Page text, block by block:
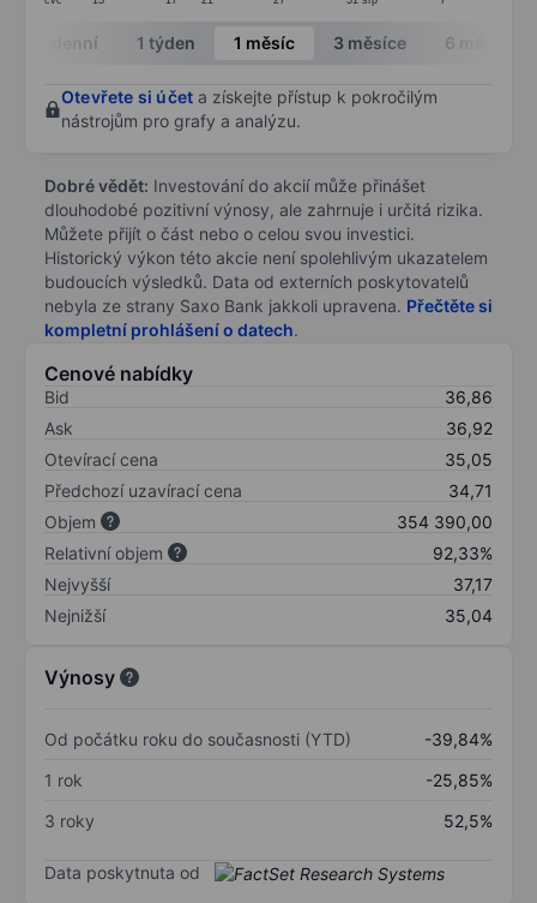
End of interactive chart.
Intradenní 1 týden 1 měsíc 3 měsíce 6 měsíců
Otevřete si účet a získejte přístup k pokročilým
nástrojům pro grafy a analýzu.
Dobré vědět: Investování do akcií může přinášet
dlouhodobé pozitivní výnosy, ale zahrnuje i určitá rizika.
Můžete přijít o část nebo o celou svou investici.
Historický výkon této akcie není spolehlivým ukazatelem
budoucích výsledků. Data od externích poskytovatelů
nebyla ze strany Saxo Bank jakkoli upravena. Přečtěte si
kompletní prohlášení o datech.
Cenové nabídky
Bid
36,86
Ask
36,92
Otevírací cena
35,05
Předchozí uzavírací cena
34,71
Objem
354 390,00
Relativní objem
92,33%
Nejvyšší
37,17
Nejnižší
35,04
Výnosy
Od počátku roku do současnosti (YTD)
-39,84%
1 rok
-25,85%
3 roky
52,5%
Data poskytnuta od